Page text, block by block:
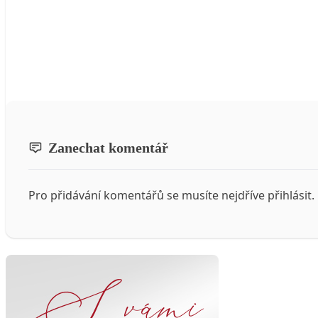
Zanechat komentář
Pro přidávání komentářů se musíte nejdříve přihlásit.